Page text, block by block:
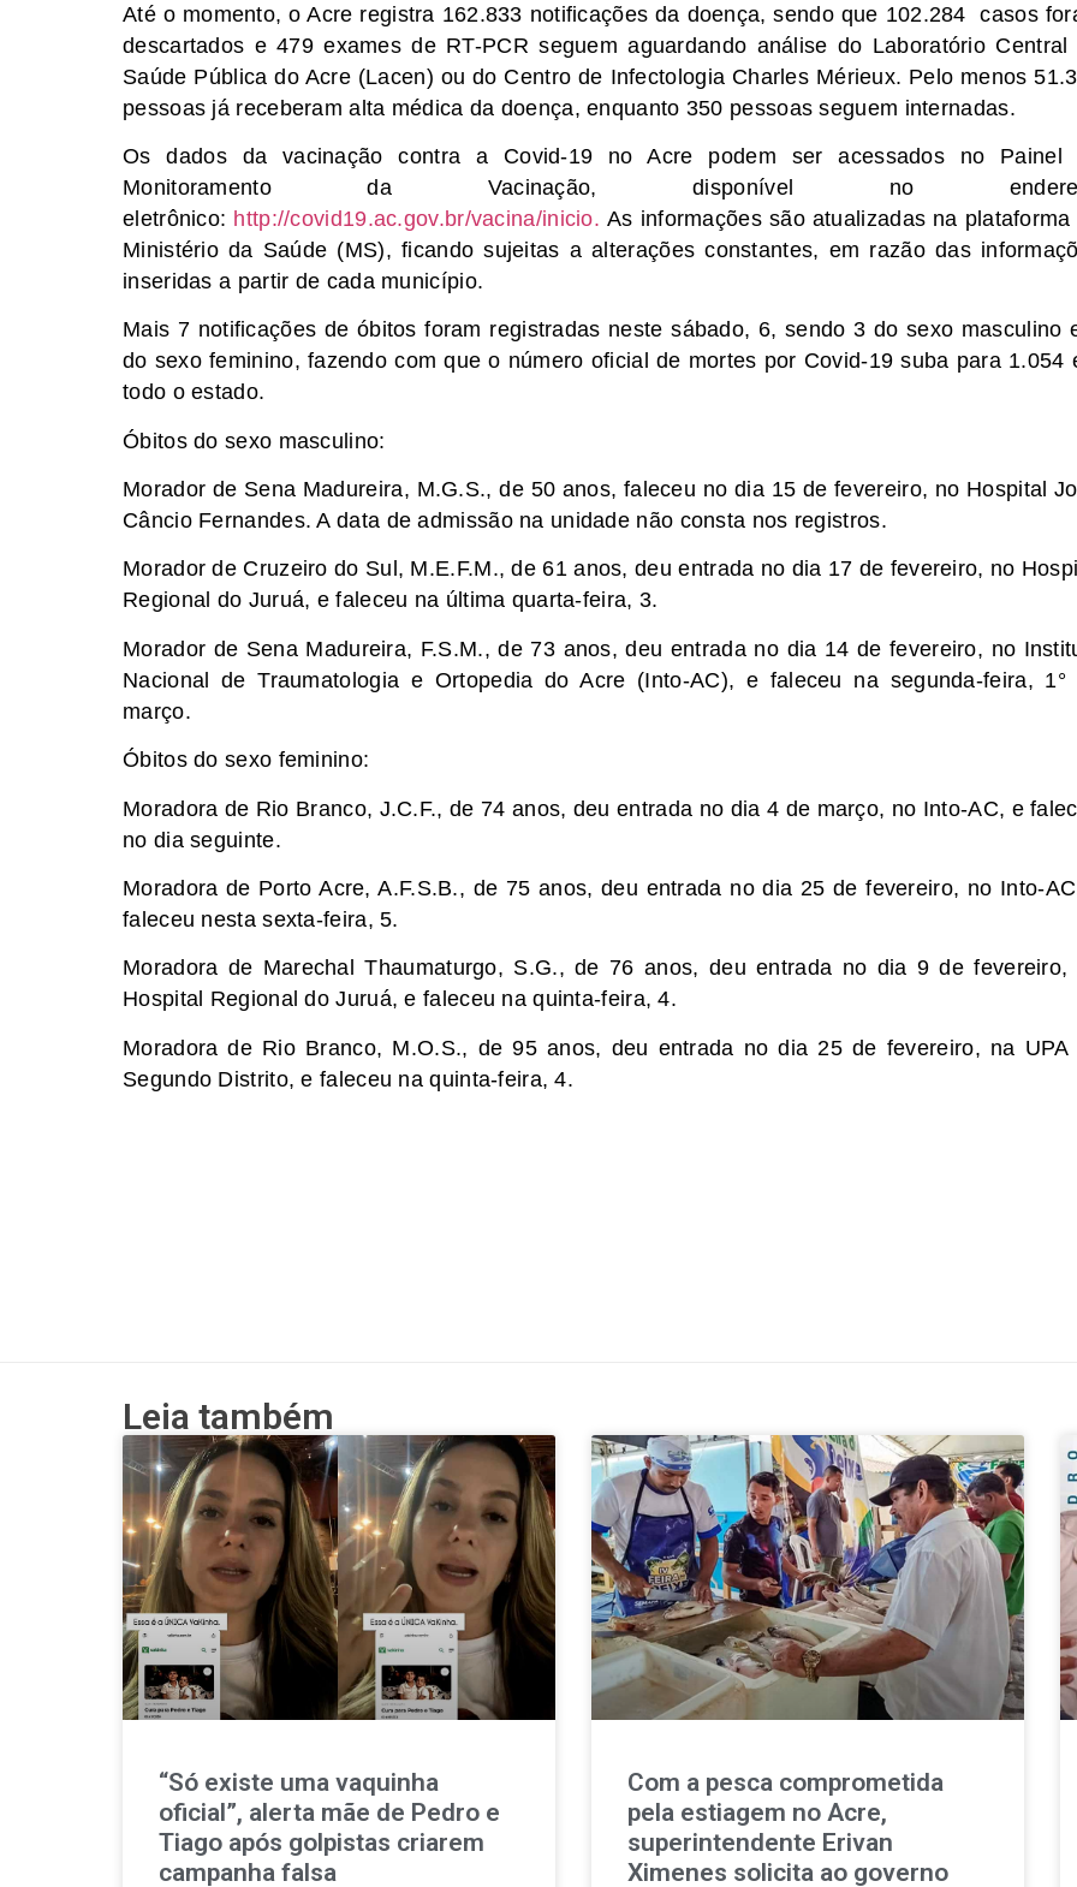
Até o momento, o Acre registra 162.833 notificações da doença, sendo que 102.284 casos
descartados e 479 exames de RT-PCR seguem aguardando análise do Laboratório Central
Saúde Pública do Acre (Lacen) ou do Centro de Infectologia Charles Mérieux. Pelo menos
pessoas já receberam alta médica da doença, enquanto 350 pessoas seguem internadas.
Os dados da vacinação contra a Covid-19 no Acre podem ser acessados no Painel
Monitoramento da Vacinação, disponível no
eletrônico: http://covid19.ac.gov.br/vacina/inicio. As informações são atualizadas na plataforma
Ministério da Saúde (MS), ficando sujeitas a alterações constantes, em razão das
inseridas a partir de cada município.
Mais 7 notificações de óbitos foram registradas neste sábado, 6, sendo 3 do sexo masculino
do sexo feminino, fazendo com que o número oficial de mortes por Covid-19 suba para 1.054
todo o estado.
Óbitos do sexo masculino:
Morador de Sena Madureira, M.G.S., de 50 anos, faleceu no dia 15 de fevereiro, no Hospital
Câncio Fernandes. A data de admissão na unidade não consta nos registros.
Morador de Cruzeiro do Sul, M.E.F.M., de 61 anos, deu entrada no dia 17 de fevereiro, no
Regional do Juruá, e faleceu na última quarta-feira, 3.
Morador de Sena Madureira, F.S.M., de 73 anos, deu entrada no dia 14 de fevereiro, no
Nacional de Traumatologia e Ortopedia do Acre (Into-AC), e faleceu na segunda-feira, 1°
março.
Óbitos do sexo feminino:
Moradora de Rio Branco, J.C.F., de 74 anos, deu entrada no dia 4 de março, no Into-AC, e
no dia seguinte.
Moradora de Porto Acre, A.F.S.B., de 75 anos, deu entrada no dia 25 de fevereiro, no Into-
faleceu nesta sexta-feira, 5.
Moradora de Marechal Thaumaturgo, S.G., de 76 anos, deu entrada no dia 9 de fevereiro,
Hospital Regional do Juruá, e faleceu na quinta-feira, 4.
Moradora de Rio Branco, M.O.S., de 95 anos, deu entrada no dia 25 de fevereiro, na UPA
Segundo Distrito, e faleceu na quinta-feira, 4.
Leia também
“Só existe uma vaquinha
oficial”, alerta mãe de Pedro e
Tiago após golpistas criarem
campanha falsa
Com a pesca comprometida
pela estiagem no Acre,
superintendente Erivan
Ximenes solicita ao governo